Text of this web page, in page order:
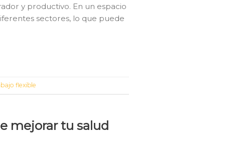
y productivo. En un espacio
sectores, lo que puede
flexible
mejorar tu salud